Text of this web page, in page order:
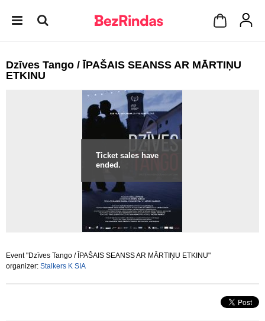
Dzīves Tango / ĪPAŠAIS SEANSS AR MĀRTIŅU
ETKINU
Ticket sales have
ended.
Event "Dzīves Tango / ĪPAŠAIS SEANSS AR MĀRTIŅU ETKINU"
organizer: Stalkers K SIA